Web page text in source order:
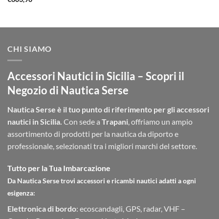
€396,50
CHI SIAMO
Accessori Nautici in Sicilia – Scopri il
Negozio di Nautica Serse
Nautica Serse è il tuo punto di riferimento per gli accessori
nautici in Sicilia. Con sede a Trapani , offriamo un ampio
assortimento di prodotti per la nautica da diporto e
professionale, selezionati tra i migliori marchi del settore.
Tutto per la Tua Imbarcazione
Da Nautica Serse trovi accessori e ricambi nautici adatti a ogni
esigenza:
Elettronica di bordo: ecoscandagli, GPS, radar, VHF –